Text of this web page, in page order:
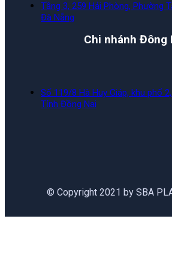
Tầng 3, 259 Hải Phòng, Phường
Đà Nẵng
Chi nhánh Đông
Số 119/8 Hà Huy Giáp, khu phố
Tỉnh Đồng Nai
© Copyright 2021 by SBA